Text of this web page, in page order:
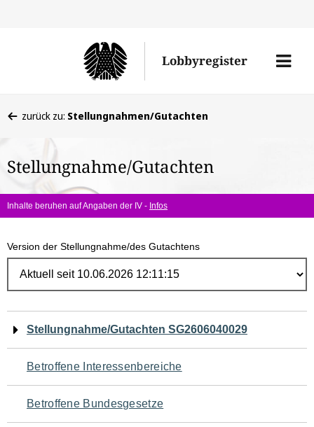
Lobbyregister
Menü
befinden
hier:
zurück zu: Stellungnahmen/Gutachten
Stellungnahme/Gutachten
Inhalte beruhen auf Angaben der IV - Infos
Version der Stellungnahme/des Gutachtens
Navigation
für
den
Seiteninhalt
Stellungnahme/Gutachten SG2606040029
Betroffene Interessenbereiche
Betroffene Bundesgesetze